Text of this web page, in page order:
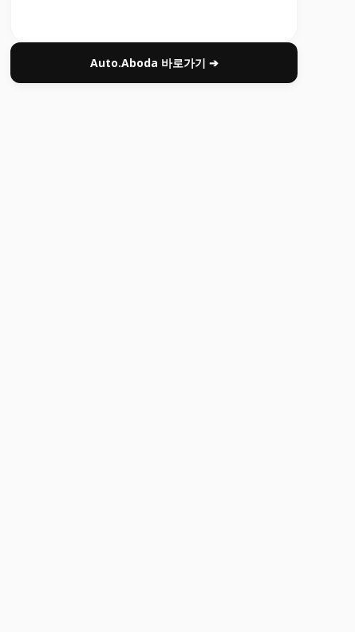
Auto.Aboda 바로가기 ➔